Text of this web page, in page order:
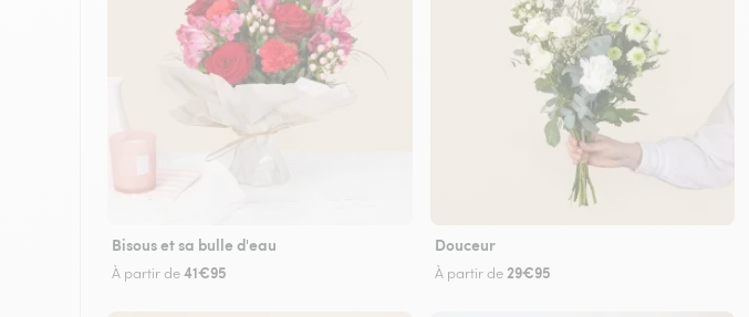
Bisous et sa bulle d'eau
À partir de41€95
Douceur
À partir de 29€95